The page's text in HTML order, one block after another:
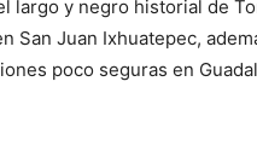
largo y negro historial de
San Juan Ixhuatepec,
poco seguras en